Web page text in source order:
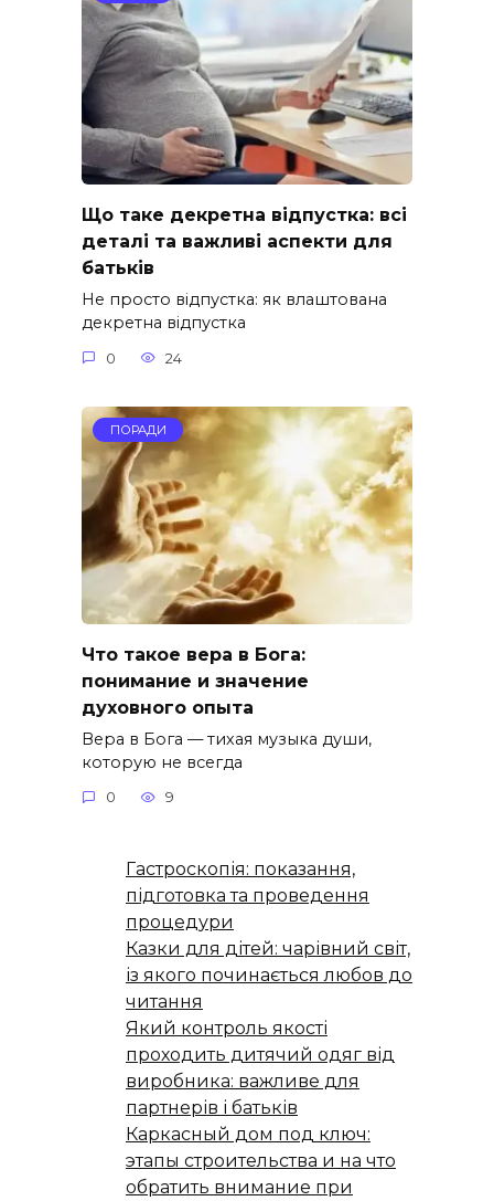
Що таке декретна відпустка: всі
деталі та важливі аспекти для
батьків
Не просто відпустка: як влаштована
декретна відпустка
0 24
ПОРАДИ
Что такое вера в Бога:
понимание и значение
духовного опыта
Вера в Бога — тихая музыка души,
которую не всегда
0 9
Гастроскопія: показання,
підготовка та проведення
процедури
Казки для дітей: чарівний світ,
із якого починається любов до
читання
Який контроль якості
проходить дитячий одяг від
виробника: важливе для
партнерів і батьків
Каркасный дом под ключ:
этапы строительства и на что
обратить внимание при